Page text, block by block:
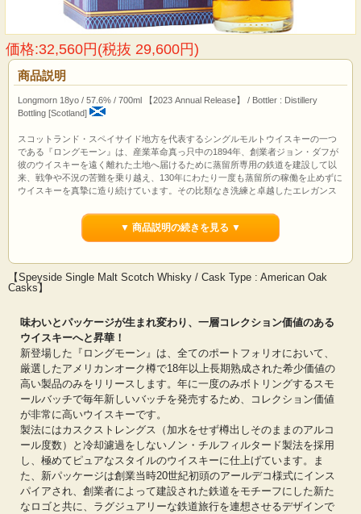
価格:32,560円(税抜 29,600円)
商品説明
Longmorn 18yo / 57.6% / 700ml 【2023 Annual Release】 / Bottler : Distillery
Bottling [Scotland]
スコットランド・スペイサイド地方を代表するシングルモルトウイスキーの一つ
である『ロングモーン』は、産業革命真っ只中の1894年、創業者ジョン・ダフが
彼のウイスキーを遠く離れた土地へ届けるために蒸留所専用の鉄道を建設して以
来、戦争や不況の苦難を乗り越え、130年にわたり一度も蒸留所の稼働を止めずに
ウイスキーを真摯に造り続けています。その比類なき洗練と卓越したエレガンス
され続けています。
▼ 商品説明の続きを見る ▼
【Speyside Single Malt Scotch Whisky / Cask Type : American Oak
Casks】
味わいとパッケージが生まれ変わり、一層コレクション価値のある
ウイスキーへと昇華！
新登場した『ロングモーン』は、全てのポートフォリオにおいて、
厳選したアメリカンオーク樽で18年以上長期熟成された希少価値の
高い製品のみをリリースします。年に一度のみボトリングするスモ
ールバッチで毎年新しいバッチを発売するため、コレクション価値
が非常に高いウイスキーです。
製法にはカスクストレングス（加水をせず樽出しそのままのアルコ
ール度数）と冷却濾過をしないノン・チルフィルタード製法を採用
し、極めてピュアなスタイルのウイスキーに仕上げています。ま
た、新パッケージは創業当時20世紀初頭のアールデコ様式にインス
パイアされ、創業者によって建設された鉄道をモチーフにした新た
なロゴと共に、ラグジュアリーな鉄道旅行を連想させるデザインで